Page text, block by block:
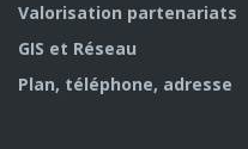
Valorisation partenariats
GIS et Réseau
Plan, téléphone, adresse